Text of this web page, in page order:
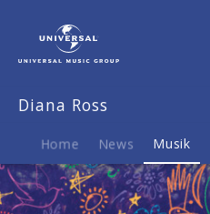
Musik
Thank
(single)
Diana Ross
Home News Musik